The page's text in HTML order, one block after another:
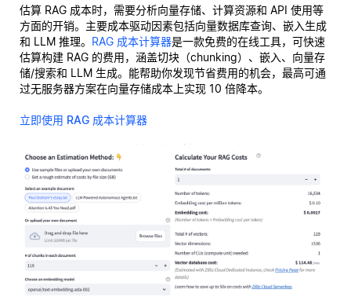
估算 RAG 成本时，需要分析向量存储、计算资源和 API 使用等
方面的开销。主要成本驱动因素包括向量数据库查询、嵌入生成
和 LLM 推理。 RAG 成本计算器是一款免费的在线工具，可快速
估算构建 RAG 的费用，涵盖切块（chunking）、嵌入、向量存
储/搜索和 LLM 生成。能帮助你发现节省费用的机会，最高可通
过无服务器方案在向量存储成本上实现 10 倍降本。
立即使用 RAG 成本计算器